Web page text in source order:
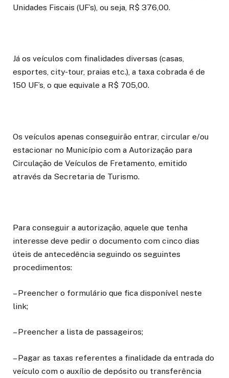
Unidades Fiscais (UF’s), ou seja, R$ 376,00.
Já os veículos com finalidades diversas (casas,
esportes, city-tour, praias etc.), a taxa cobrada é de
150 UF’s, o que equivale a R$ 705,00.
Os veículos apenas conseguirão entrar, circular e/ou
estacionar no Município com a Autorização para
Circulação de Veículos de Fretamento, emitido
através da Secretaria de Turismo.
Para conseguir a autorização, aquele que tenha
interesse deve pedir o documento com cinco dias
úteis de antecedência seguindo os seguintes
procedimentos:
– Preencher o formulário que fica disponível neste
link;
– Preencher a lista de passageiros;
– Pagar as taxas referentes a finalidade da entrada do
veículo com o auxílio de depósito ou transferência